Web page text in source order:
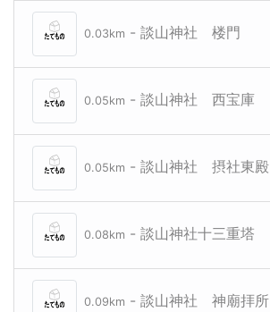
0.03km - 談山神社 楼門
0.05km - 談山神社 西宝庫
0.05km - 談山神社 摂社東殿
0.08km - 談山神社十三重塔
0.09km - 談山神社 神廟拝所